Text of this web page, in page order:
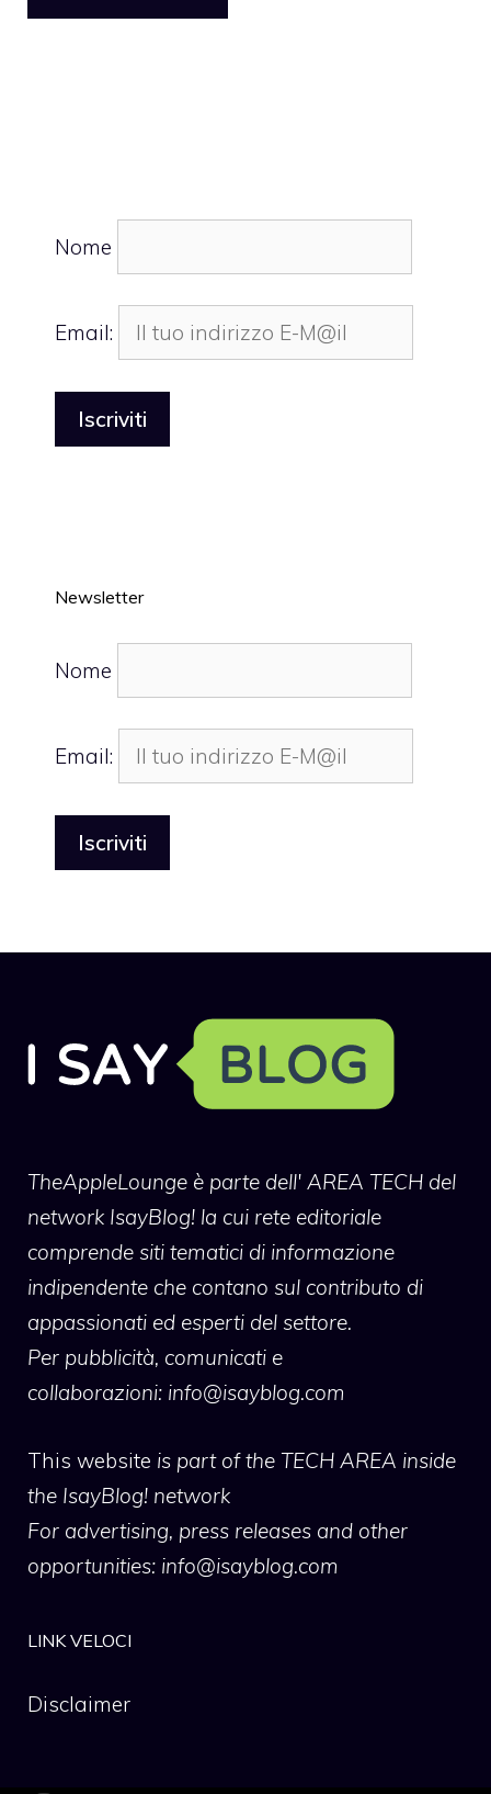
Nome
Email:
Newsletter
Nome
Email:
TheAppleLounge è parte dell' AREA TECH del
network IsayBlog! la cui rete editoriale
comprende siti tematici di informazione
indipendente che contano sul contributo di
appassionati ed esperti del settore.
Per pubblicità, comunicati e
collaborazioni: info@isayblog.com
This website is part of the TECH AREA inside
the IsayBlog! network
For advertising, press releases and other
opportunities: info@isayblog.com
LINK VELOCI
Disclaimer